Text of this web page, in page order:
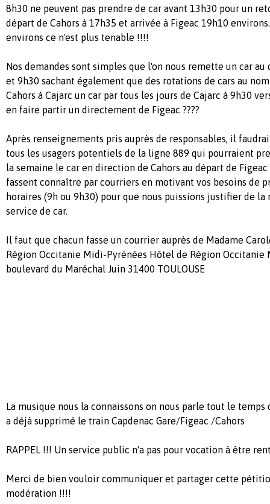
8h30 ne peuvent pas prendre de car avant 13h30 pour un
départ de Cahors à 17h35 et arrivée à Figeac 19h10
environs ce n'est plus tenable !!!!
Nos demandes sont simples que l'on nous remette un car
et 9h30 sachant également que des rotations de cars au
Cahors à Cajarc un car par tous les jours de Cajarc à 9h30
en faire partir un directement de Figeac ????
Après renseignements pris auprès de responsables, il
tous les usagers potentiels de la ligne 889 qui pourraient
la semaine le car en direction de Cahors au départ de
fassent connaître par courriers en motivant vos besoins de
horaires (9h ou 9h30) pour que nous puissions justifier de la
service de car.
Il faut que chacun fasse un courrier auprès de Madame
Région Occitanie Midi-Pyrénées Hôtel de Région Occitanie
boulevard du Maréchal Juin 31400 TOULOUSE
La musique nous la connaissons on nous parle tout le
a déjà supprimé le train Capdenac Gare/Figeac /Cahors
RAPPEL !!! Un service public n'a pas pour vocation à être
Merci de bien vouloir communiquer et partager cette
modération !!!!